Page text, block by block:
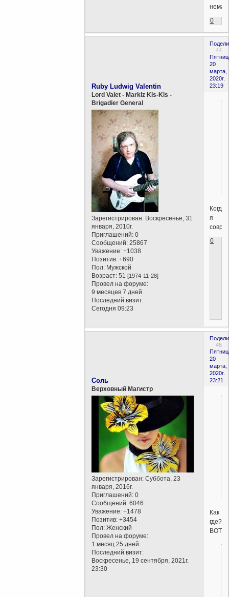
0
44
20
марта,
2020г.
23:19
Ruby Ludwig Valentin
Lord Valet - Markiz Kis-Kis -
Brigadier General
Зарегистрирован: Воскресенье, 31
января, 2010г.
Приглашений: 0
Сообщений: 25867
Уважение: +1038
Позитив: +690
Пол: Мужской
Возраст: 51[1974-11-28]
Провел на форуме:
9 месяцев 7 дней
Последний визит:
Сегодня 09:23
Когда
я
0
45
20
марта,
2020г.
23:21
Соль
Верховный Магистр
Зарегистрирован: Суббота, 23
января, 2016г.
Приглашений: 0
Сообщений: 6046
Уважение: +1478
Позитив: +3454
Пол: Женский
Провел на форуме:
1 месяц 25 дней
Последний визит:
Воскресенье, 19 сентября, 2021г.
23:30
Как